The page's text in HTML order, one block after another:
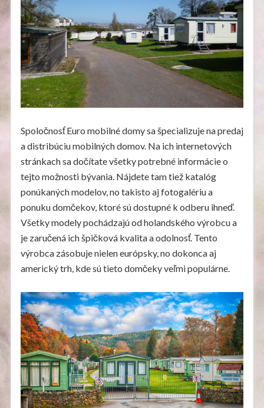
Spoločnosť Euro mobilné domy sa špecializuje na predaj
a distribúciu mobilných domov. Na ich internetových
stránkach sa dočítate všetky potrebné informácie o
tejto možnosti bývania. Nájdete tam tiež katalóg
ponúkaných modelov, no takisto aj fotogalériu a
ponuku domčekov, ktoré sú dostupné k odberu ihneď.
Všetky modely pochádzajú od holandského výrobcu a
je zaručená ich špičková kvalita a odolnosť. Tento
výrobca zásobuje nielen európsky, no dokonca aj
americký trh, kde sú tieto domčeky veľmi populárne.